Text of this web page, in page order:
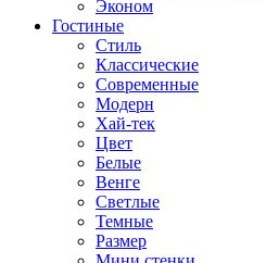
Эконом
Гостиные
Стиль
Классические
Современные
Модерн
Хай-тек
Цвет
Белые
Венге
Светлые
Темные
Размер